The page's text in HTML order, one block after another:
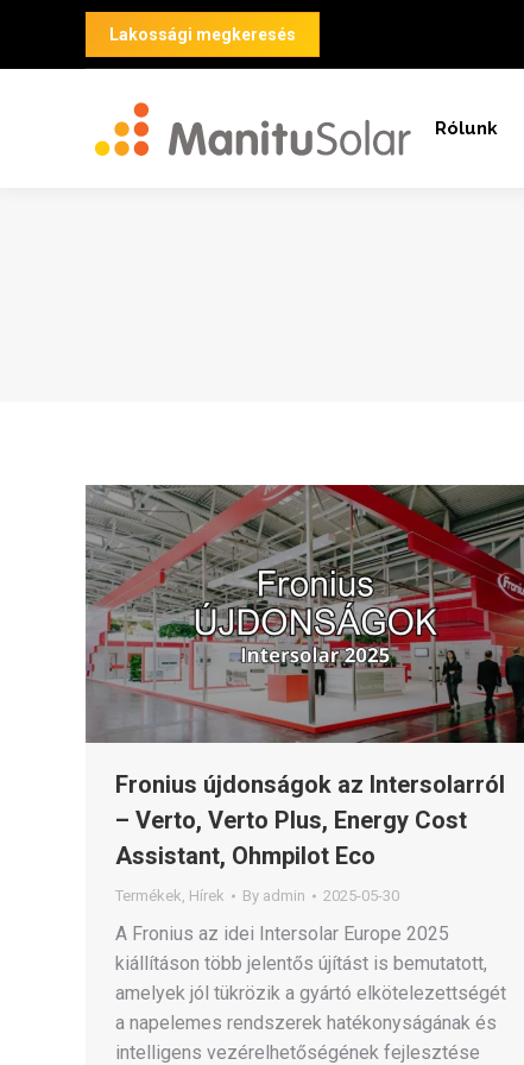
Lakossági megkeresés
Rólunk
Fronius újdonságok az Intersolarról
– Verto, Verto Plus, Energy Cost
Assistant, Ohmpilot Eco
Termékek, Hírek By admin 2025-05-30
A Fronius az idei Intersolar Europe 2025
kiállításon több jelentős újítást is bemutatott,
amelyek jól tükrözik a gyártó elkötelezettségét
a napelemes rendszerek hatékonyságának és
intelligens vezérelhetőségének fejlesztése